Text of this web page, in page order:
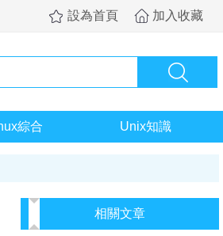
設為首頁 加入收藏
綜合 Unix知識
相關文章